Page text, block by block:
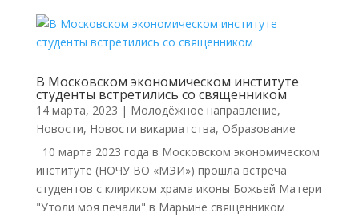
В Московском экономическом институте
студенты встретились со священником
14 марта, 2023 | Молодёжное направление,
Новости, Новости викариатства, Образование
10 марта 2023 года в Московском экономическом
институте (НОЧУ ВО «МЭИ») прошла встреча
студентов с клириком храма иконы Божьей Матери
"Утоли моя печали" в Марьине священником